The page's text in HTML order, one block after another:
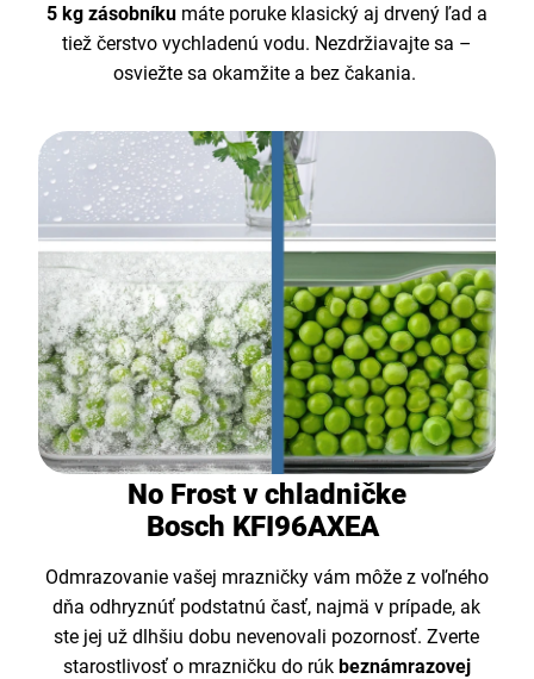
5 kg zásobníkumáte poruke klasický aj drvený ľad a
tiež čerstvo vychladenú vodu. Nezdržiavajte sa –
osviežte sa okamžite a bez čakania.
No Frost v chladničke
Bosch KFI96AXEA
Odmrazovanie vašej mrazničky vám môže z voľného
dňa odhryznúť podstatnú časť, najmä v prípade, ak
ste jej už dlhšiu dobu nevenovali pozornosť. Zverte
starostlivosť o mrazničku do rúk beznámrazovej